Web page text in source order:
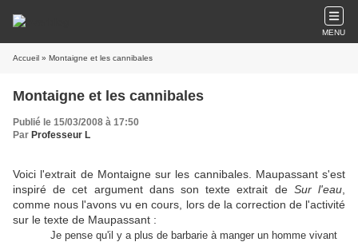
MENU
Accueil » Montaigne et les cannibales
Montaigne et les cannibales
Publié le 15/03/2008 à 17:50
Par Professeur L
Voici l'extrait de Montaigne sur les cannibales. Maupassant s'est
inspiré de cet argument dans son texte extrait de Sur l'eau
comme nous l'avons vu en cours, lors de la correction de l'activité
sur le texte de Maupassant :
Je pense qu'il y a plus de barbarie à manger un homme vivant